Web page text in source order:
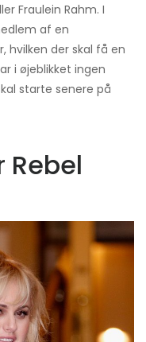
Fraulein Rahm. I
af en
hvilken der skal få en
i øjeblikket ingen
starte senere på
Rebel